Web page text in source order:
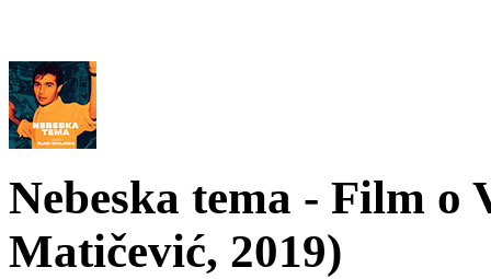
Nebeska tema - Film
Matičević, 2019)